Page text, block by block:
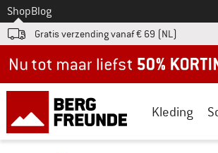
Naar
ShopBlog
Gratis verzending vanaf € 69 (NL)
Kleding